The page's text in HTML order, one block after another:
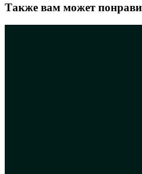
Также вам может